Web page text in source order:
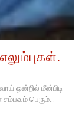
ஒன்றில் மீன்பிடி
பெரும்...